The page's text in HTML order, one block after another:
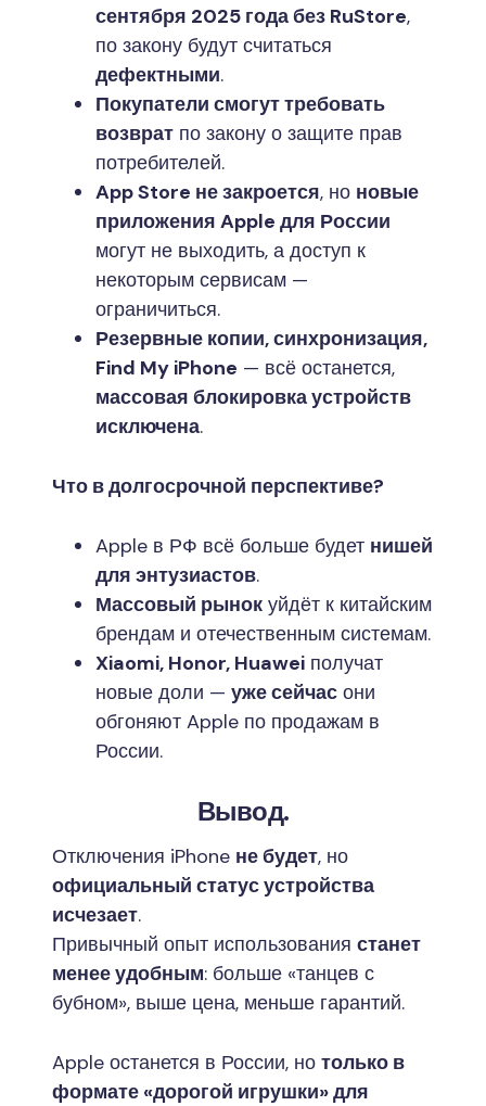
сентября 2025 года без RuStore,
по закону будут считаться
дефектными.
Покупатели смогут требовать
возврат по закону о защите прав
потребителей.
App Store не закроется, но новые
приложения Apple для России
могут не выходить, а доступ к
некоторым сервисам —
ограничиться.
Резервные копии, синхронизация,
Find My iPhone — всё останется,
массовая блокировка устройств
исключена.
Что в долгосрочной перспективе?
Apple в РФ всё больше будет нишей
для энтузиастов.
Массовый рынок уйдёт к китайским
брендам и отечественным системам.
Xiaomi, Honor, Huawei получат
новые доли — уже сейчас они
обгоняют Apple по продажам в
России.
Вывод.
Отключения iPhone не будет, но
официальный статус устройства
исчезает.
Привычный опыт использования станет
менее удобным: больше «танцев с
бубном», выше цена, меньше гарантий.
Apple останется в России, но только в
формате «дорогой игрушки» для